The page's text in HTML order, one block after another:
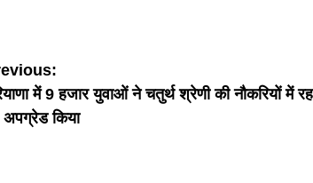
में 9 हजार युवाओं ने चतुर्थ श्रेणी की नौकरियों में
अपग्रेड किया